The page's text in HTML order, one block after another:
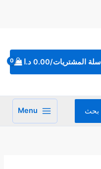
سلة المشتريات/0.00 د.ا
بحث Menu